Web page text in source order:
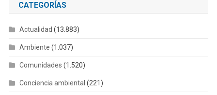
CATEGORÍAS
Actualidad (13.883)
Ambiente (1.037)
Comunidades (1.520)
Conciencia ambiental (221)